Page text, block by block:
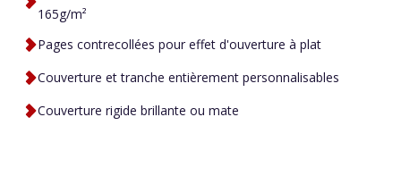
165g/m²
Pages contrecollées pour effet d'ouverture à plat
Couverture et tranche entièrement personnalisables
Couverture rigide brillante ou mate